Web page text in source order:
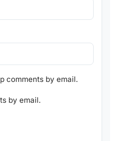
comments by email.
by email.